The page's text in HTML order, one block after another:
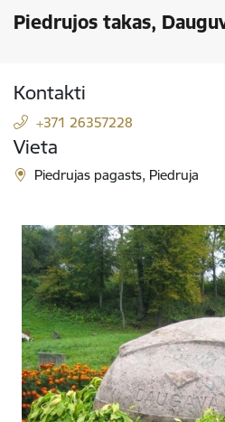
Piedrujos takas,
Kontakti
+371 26357228
Vieta
Piedrujas pagasts, Piedruja